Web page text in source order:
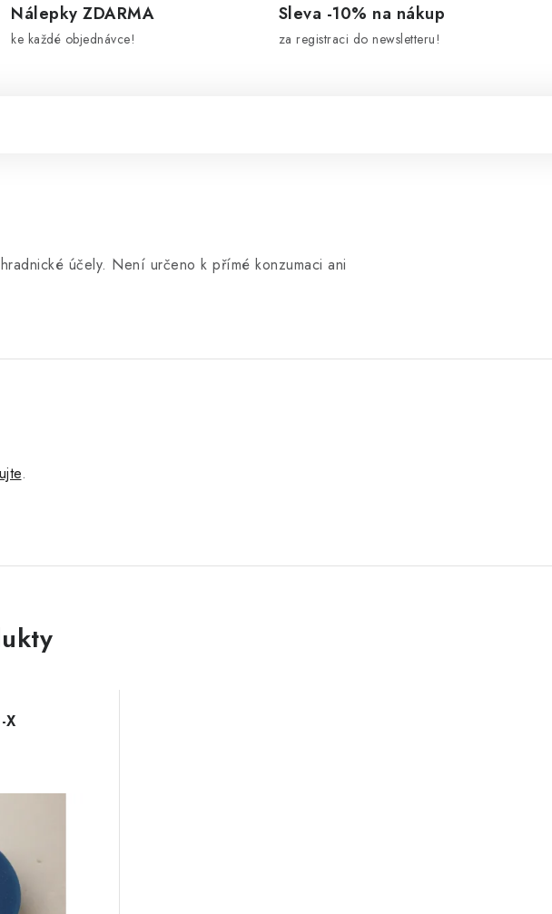
Nálepky ZDARMA
ke každé objednávce!
Sleva -10% na nákup
za registraci do newsletteru!
účely. Není určeno k přímé konzumaci ani
.
X